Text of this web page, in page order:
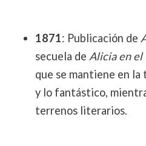
1871: Publicación de
secuela de Alicia en el
que se mantiene en
y lo fantástico,
terrenos literarios.